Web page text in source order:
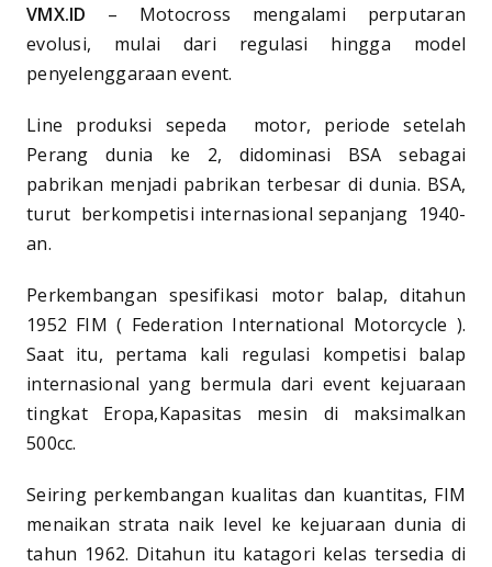
VMX.ID – Motocross mengalami perputaran
evolusi, mulai dari regulasi hingga model
penyelenggaraan event.
Line produksi sepeda motor, periode setelah
Perang dunia ke 2, didominasi BSA sebagai
pabrikan menjadi pabrikan terbesar di dunia. BSA,
turut berkompetisi internasional sepanjang 1940-
an.
Perkembangan spesifikasi motor balap, ditahun
1952 FIM ( Federation International Motorcycle ).
Saat itu, pertama kali regulasi kompetisi balap
internasional yang bermula dari event kejuaraan
tingkat Eropa,Kapasitas mesin di maksimalkan
500cc.
Seiring perkembangan kualitas dan kuantitas, FIM
menaikan strata naik level ke kejuaraan dunia di
tahun 1962. Ditahun itu katagori kelas tersedia di